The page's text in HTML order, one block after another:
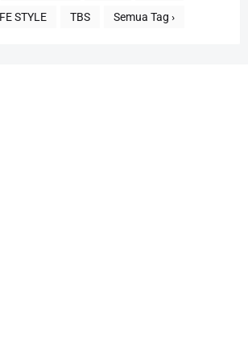
STYLE TBS Semua Tag ›